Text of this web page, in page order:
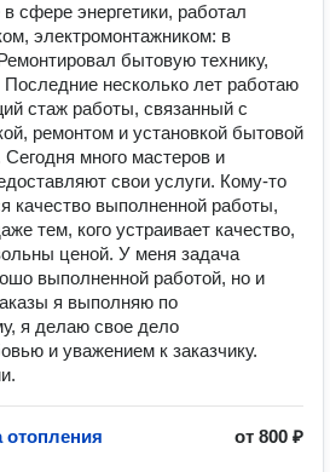
сфере энергетики, работал
электромонтажником: в
бытовую технику,
Последние несколько лет работаю
стаж работы, связанный с
ремонтом и установкой бытовой
Сегодня много мастеров и
свои услуги. Кому-то
качество выполненной работы,
тем, кого устраивает качество,
ценой. У меня задача
выполненной работой, но и
я выполняю по
я делаю свое дело
и уважением к заказчику.
отопления
от 800 ₽